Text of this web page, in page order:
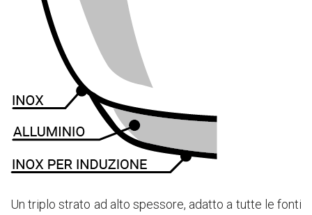
Un triplo strato ad alto spessore, adatto a tutte le fonti